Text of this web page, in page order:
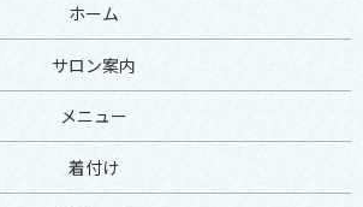
ホーム
サロン案内
メニュー
着付け